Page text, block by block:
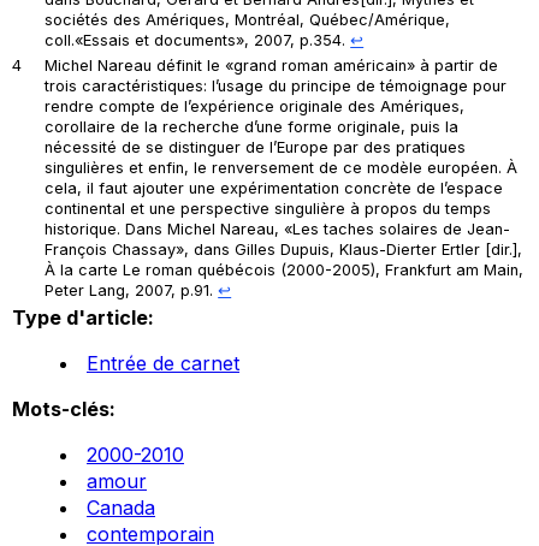
sociétés des Amériques, Montréal, Québec/Amérique,
coll.«Essais et documents», 2007, p.354.↩︎
4
Michel Nareau définit le «grand roman américain» à partir de
trois caractéristiques: l’usage du principe de témoignage pour
rendre compte de l’expérience originale des Amériques,
corollaire de la recherche d’une forme originale, puis la
nécessité de se distinguer de l’Europe par des pratiques
singulières et enfin, le renversement de ce modèle européen. À
cela, il faut ajouter une expérimentation concrète de l’espace
continental et une perspective singulière à propos du temps
historique. Dans Michel Nareau, «Les taches solaires de Jean-
François Chassay», dans Gilles Dupuis, Klaus-Dierter Ertler [dir.],
À la carte Le roman québécois (2000-2005), Frankfurt am Main,
Peter Lang, 2007, p.91.↩︎
Type d'article:
Entrée de carnet
Mots-clés:
2000-2010
amour
Canada
contemporain